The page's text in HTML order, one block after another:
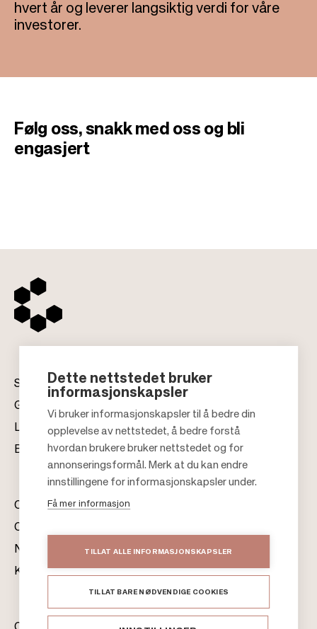
hvert år og leverer langsiktig verdi for våre
investorer.
Følg oss, snakk med oss ​​og bli
engasjert
o
t
Senter
Gavekort
Leiekontakt
Bærekraft
Om oss
Citylife
Nyhetsrom
Kontakter
Dette nettstedet bruker
informasjonskapsler
Vi bruker informasjonskapsler til å bedre din
opplevelse av nettstedet, å bedre forstå
hvordan brukere bruker nettstedet og for
annonseringsformål. Merk at du kan endre
innstillingene for informasjonskapsler under.
Få mer informasjon
TILLAT ALLE INFORMASJONSKAPSLER
TILLAT BARE NØDVENDIGE COOKIES